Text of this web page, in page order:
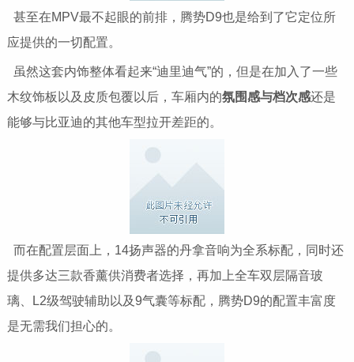
甚至在MPV最不起眼的前排，腾势D9也是给到了它定位所
应提供的一切配置。
虽然这套内饰整体看起来“迪里迪气”的，但是在加入了一些
木纹饰板以及皮质包覆以后，车厢内的氛围感与档次感还是
能够与比亚迪的其他车型拉开差距的。
而在配置层面上，14扬声器的丹拿音响为全系标配，同时还
提供多达三款香薰供消费者选择，再加上全车双层隔音玻
璃、L2级驾驶辅助以及9气囊等标配，腾势D9的配置丰富度
是无需我们担心的。